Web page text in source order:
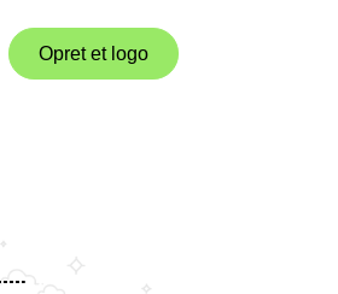
Opret et logo